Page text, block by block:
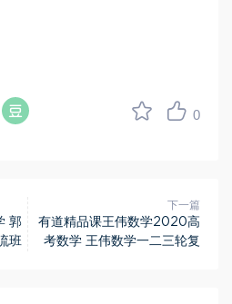
0
郭
班
下一篇
有道精品课王伟数学2020高
考数学 王伟数学一二三轮复